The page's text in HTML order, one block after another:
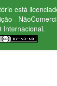
está
-
Internacional.